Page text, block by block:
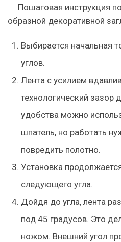
Пошаговая инструкция
образной декоративной
Выбирается начальная
углов.
Лента с усилием
технологический зазор
удобства можно
шпатель, но работать
повредить полотно.
Установка
следующего угла.
Дойдя до угла, лента
под 45 градусов. Это
ножом. Внешний угол